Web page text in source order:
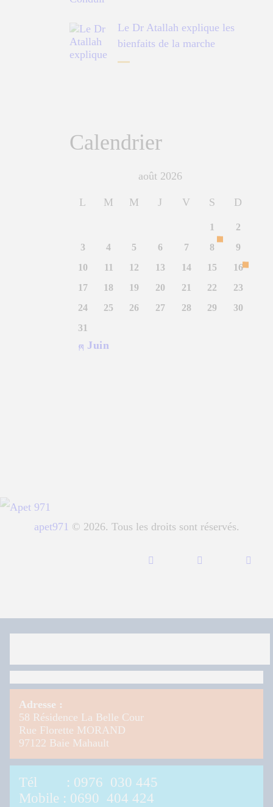
Le Dr Atallah explique les
bienfaits de la marche
Calendrier
août 2026
L M M J V S D
1
2
3
4 5 6 7 8
9
10
11 12 13 14 15
16
17
18 19 20 21 22
23
24
25 26 27 28 29
30
31
« Juin
apet971 © 2026. Tous les droits sont réservés.
Adresse :
58 Résidence La Belle Cour
Rue Florette MORAND
97122 Baie Mahault
Tél : 0976 030 445
Mobile : 0690 404 424